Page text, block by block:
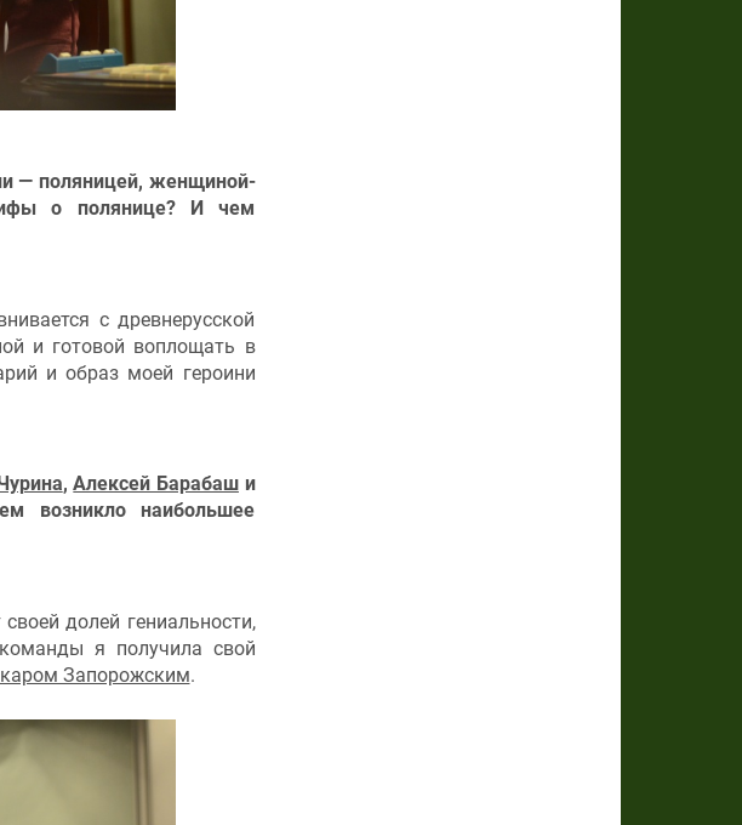
— поляницей, женщиной-
о полянице? И чем
с древнерусской
и готовой воплощать в
и образ моей героини
,Алексей Барабаши
возникло наибольшее
долей гениальности,
я получила свой
Запорожским.